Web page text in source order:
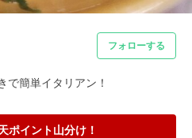
フォローする
で簡単イタリアン！
ポイント山分け！